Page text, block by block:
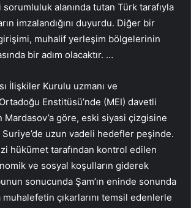
alanında tutan Türk tarafıyla
imzalandığını duyurdu. Diğer bir
muhalif yerleşim bölgelerinin
bir adım olacaktır. …
İlişkiler Kurulu uzmanı ve
Enstitüsü’nde (MEI) davetli
Mardasov’a göre, eski siyasi çizgisine
Suriye’de uzun vadeli hedefler peşinde.
hükümet tarafından kontrol edilen
ve sosyal koşulların giderek
sonucunda Şam’ın eninde sonunda
çıkarlarını temsil edenlerle